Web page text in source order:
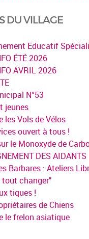
DU VILLAGE
Educatif
ÉTÉ 2026
AVRIL 2026
N°53
jeunes
les Vols de Vélos
ouvert à tous !
le Monoxyde de
DES AIDANTS
Barbares : Ateliers
tout changer"
tiques !
de Chiens
le frelon asiatique